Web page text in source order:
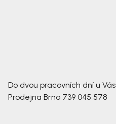
Do dvou pracovních dní u Vás
Prodejna Brno 739 045 578